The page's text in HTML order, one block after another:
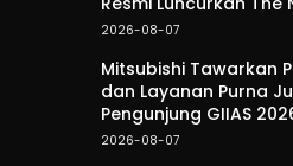
2026-08-07
Mitsubishi Tawarkan
dan Layanan Purna
Pengunjung GIIAS
2026-08-07